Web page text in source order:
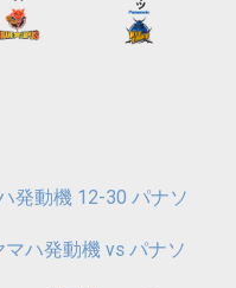
発動機 12-30 パナソ
ハ発動機 vs パナソ